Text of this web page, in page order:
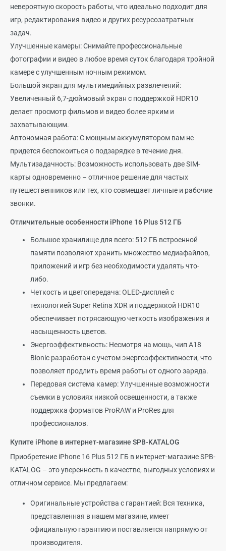
невероятную скорость работы, что идеально подходит для
игр, редактирования видео и других ресурсозатратных
задач.
Улучшенные камеры: Снимайте профессиональные
фотографии и видео в любое время суток благодаря тройной
камере с улучшенным ночным режимом.
Большой экран для мультимедийных развлечений:
Увеличенный 6,7-дюймовый экран с поддержкой HDR10
делает просмотр фильмов и видео более ярким и
захватывающим.
Автономная работа: С мощным аккумулятором вам не
придется беспокоиться о подзарядке в течение дня.
Мультизадачность: Возможность использовать две SIM-
карты одновременно – отличное решение для частых
путешественников или тех, кто совмещает личные и рабочие
звонки.
Отличительные особенности iPhone 16 Plus 512 ГБ
Большое хранилище для всего: 512 ГБ встроенной
памяти позволяют хранить множество медиафайлов,
приложений и игр без необходимости удалять что-
либо.
Четкость и цветопередача: OLED-дисплей с
технологией Super Retina XDR и поддержкой HDR10
обеспечивает потрясающую четкость изображения и
насыщенность цветов.
Энергоэффективность: Несмотря на мощь, чип A18
Bionic разработан с учетом энергоэффективности, что
позволяет продлить время работы от одного заряда.
Передовая система камер: Улучшенные возможности
съемки в условиях низкой освещенности, а также
поддержка форматов ProRAW и ProRes для
профессионалов.
Купите iPhone в интернет-магазине SPB-KATALOG
Приобретение iPhone 16 Plus 512 ГБ в интернет-магазине SPB-
KATALOG – это уверенность в качестве, выгодных условиях и
отличном сервисе. Мы предлагаем:
Оригинальные устройства с гарантией: Вся техника,
представленная в нашем магазине, имеет
официальную гарантию и поставляется напрямую от
производителя.